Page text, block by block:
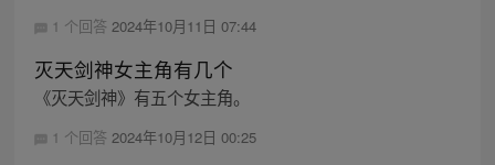
1 个回答 2024年10月11日 07:44
灭天剑神女主角有几个
《灭天剑神》有五个女主角。
1 个回答 2024年10月12日 00:25